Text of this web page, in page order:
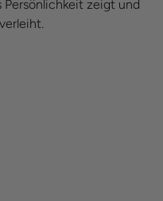
Persönlichkeit zeigt und